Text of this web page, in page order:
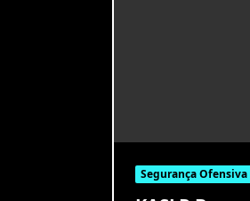
Segurança Ofensiva